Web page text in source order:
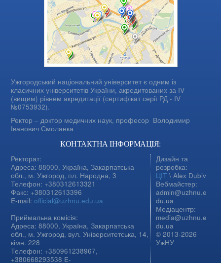
Ужгородський національний університет є одним із
класичних університетів України, акредитованих за IV
(вищим) рівнем акредитації (сертифікат серії РД - IV
№0753932).
Ректор – доктор медичних наук, професор Володимир
Іванович Смоланка
КОНТАКТНА ІНФОРМАЦІЯ:
Ректорат:
Адреса: 88000, Україна, Закарпатська
обл., м. Ужгород, пл. Народна, 3
Телефон: +380312613321
Факс: +380312613396
E-mail:official@uzhnu.edu.ua
Приймальна комісія:
Адреса: 88000, Україна, Закарпатська
обл., м. Ужгород, вул. Університетська, 14,
кімн. 228
Телефон: +380961238967,
+380668293538 E-
Дизайн та
розробка:
ЦІТ \ Alex Dubiv
Вебмайстер:
admin@uzhnu.e
du.ua
Медіацентр:
media@uzhnu.e
du.ua
© 2013-2026
УжНУ